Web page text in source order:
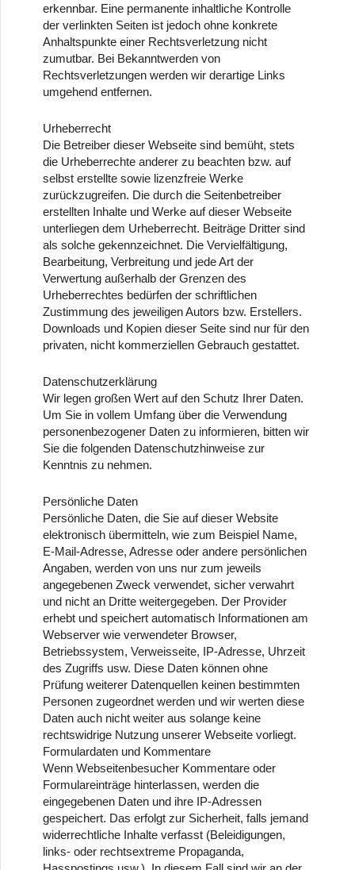
erkennbar. Eine permanente inhaltliche Kontrolle
der verlinkten Seiten ist jedoch ohne konkrete
Anhaltspunkte einer Rechtsverletzung nicht
zumutbar. Bei Bekanntwerden von
Rechtsverletzungen werden wir derartige Links
umgehend entfernen.
Urheberrecht
Die Betreiber dieser Webseite sind bemüht, stets
die Urheberrechte anderer zu beachten bzw. auf
selbst erstellte sowie lizenzfreie Werke
zurückzugreifen. Die durch die Seitenbetreiber
erstellten Inhalte und Werke auf dieser Webseite
unterliegen dem Urheberrecht. Beiträge Dritter sind
als solche gekennzeichnet. Die Vervielfältigung,
Bearbeitung, Verbreitung und jede Art der
Verwertung außerhalb der Grenzen des
Urheberrechtes bedürfen der schriftlichen
Zustimmung des jeweiligen Autors bzw. Erstellers.
Downloads und Kopien dieser Seite sind nur für den
privaten, nicht kommerziellen Gebrauch gestattet.
Datenschutzerklärung
Wir legen großen Wert auf den Schutz Ihrer Daten.
Um Sie in vollem Umfang über die Verwendung
personenbezogener Daten zu informieren, bitten wir
Sie die folgenden Datenschutzhinweise zur
Kenntnis zu nehmen.
Persönliche Daten
Persönliche Daten, die Sie auf dieser Website
elektronisch übermitteln, wie zum Beispiel Name,
E-Mail-Adresse, Adresse oder andere persönlichen
Angaben, werden von uns nur zum jeweils
angegebenen Zweck verwendet, sicher verwahrt
und nicht an Dritte weitergegeben. Der Provider
erhebt und speichert automatisch Informationen am
Webserver wie verwendeter Browser,
Betriebssystem, Verweisseite, IP-Adresse, Uhrzeit
des Zugriffs usw. Diese Daten können ohne
Prüfung weiterer Datenquellen keinen bestimmten
Personen zugeordnet werden und wir werten diese
Daten auch nicht weiter aus solange keine
rechtswidrige Nutzung unserer Webseite vorliegt.
Formulardaten und Kommentare
Wenn Webseitenbesucher Kommentare oder
Formulareinträge hinterlassen, werden die
eingegebenen Daten und ihre IP-Adressen
gespeichert. Das erfolgt zur Sicherheit, falls jemand
widerrechtliche Inhalte verfasst (Beleidigungen,
links- oder rechtsextreme Propaganda,